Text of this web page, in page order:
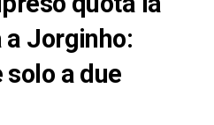
Jorginho:
a due